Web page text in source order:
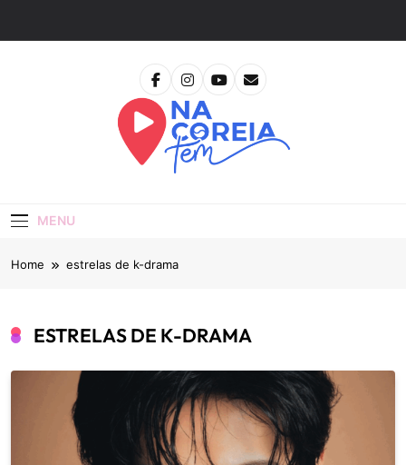
MENU
Home estrelas de k-drama
ESTRELAS DE K-DRAMA